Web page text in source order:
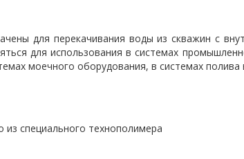
для перекачивания воды из скважин с
для использования в системах
моечного оборудования, в системах полива
специального технополимера